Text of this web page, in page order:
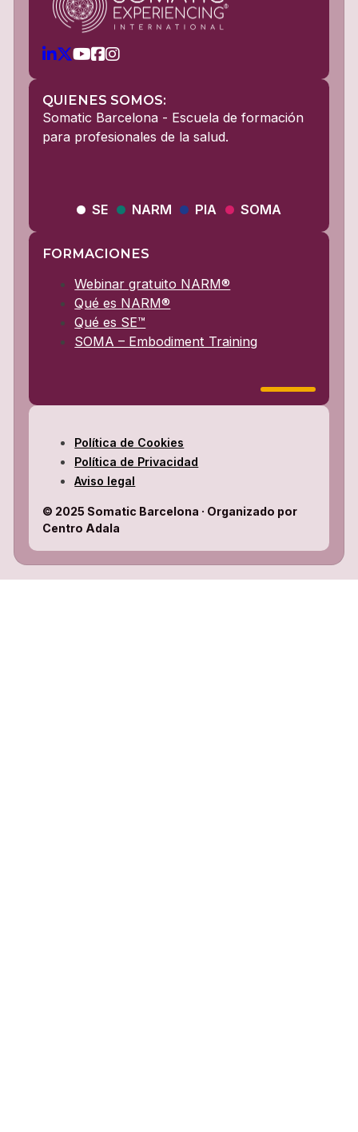
QUIENES SOMOS:
Somatic Barcelona - Escuela de formación
para profesionales de la salud.
SE NARM PIA SOMA
FORMACIONES
Webinar gratuito NARM®
Qué es NARM®
Qué es SE™
SOMA – Embodiment Training
© 2025 Somatic Barcelona · Organizado por
Centro Adala
Política de Cookies
Política de Privacidad
Aviso legal